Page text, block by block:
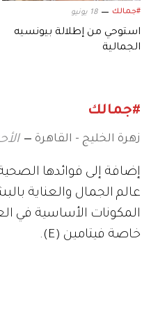
#جمالك 18 يونيو
استوحي من إطلالة بيونسيه
الجمالية
#جمالك
زهرة الخليج - القاهرة الأحد 7
إضافة إلى فوائدها
عالم الجمال والعناية
المكونات الأساسية في
خاصة فيتامين (E).